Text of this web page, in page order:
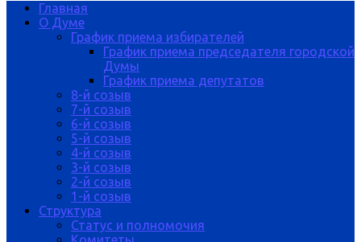
Главная
О Думе
График приема избирателей
График приема председателя городской
Думы
График приема депутатов
8-й созыв
7-й созыв
6-й созыв
5-й созыв
4-й созыв
3-й созыв
2-й созыв
1-й созыв
Структура
Статус и полномочия